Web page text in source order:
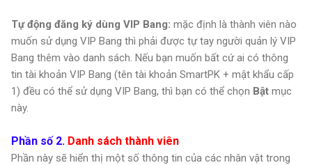
Tự động đăng ký dùng VIP Bang: mặc định là thành viên nào
muốn sử dụng VIP Bang thì phải được tự tay người quản lý VIP
Bang thêm vào danh sách. Nếu bạn muốn bất cứ ai có thông
tin tài khoản VIP Bang (tên tài khoản SmartPK + mật khẩu cấp
1) đều có thể sử dụng VIP Bang, thì bạn có thể chọn Bật mục
này.
Phần số 2. Danh sách thành viên
Phần này sẽ hiển thị một số thông tin của các nhân vật trong